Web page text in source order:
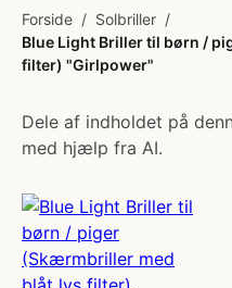
Forside / Solbriller /
Blue Light Briller til børn /
filter) "Girlpower"
Dele af indholdet på
med hjælp fra AI.